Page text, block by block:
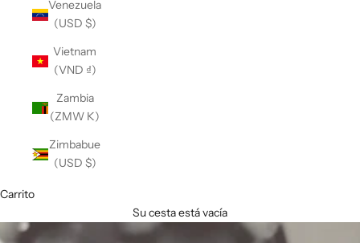
Venezuela
(USD $)
Vietnam
(VND ₫)
Zambia
(ZMW K)
Zimbabue
(USD $)
Carrito
Su cesta está vacía